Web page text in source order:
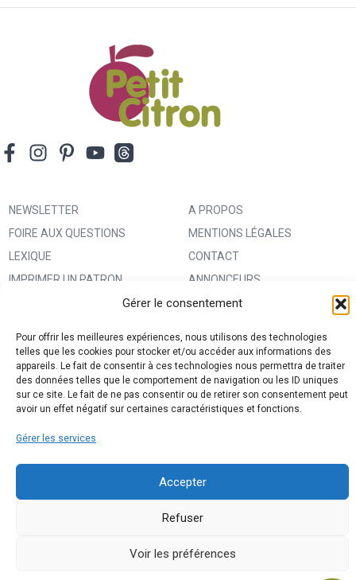
Gérer le consentement
Pour offrir les meilleures expériences, nous utilisons des technologies
telles que les cookies pour stocker et/ou accéder aux informations des
appareils. Le fait de consentir à ces technologies nous permettra de traiter
des données telles que le comportement de navigation ou les ID uniques
sur ce site. Le fait de ne pas consentir ou de retirer son consentement peut
avoir un effet négatif sur certaines caractéristiques et fonctions.
Gérer les services
Accepter
Refuser
Voir les préférences
NEWSLETTER
FOIRE AUX QUESTIONS
LEXIQUE
IMPRIMER UN PATRON
MA BOUTIQUE CREATIVE FABRICA
A PROPOS
MENTIONS LÉGALES
CONTACT
ANNONCEURS
CONDITIONS GÉNÉRALES
POLITIQUE DE CONFIDENTIALITÉ
ET PROTECTION DES DONNÉES
(RGPD)
POLITIQUE DE COOKIES (UE)
DROIT DE RÉTRACTATION